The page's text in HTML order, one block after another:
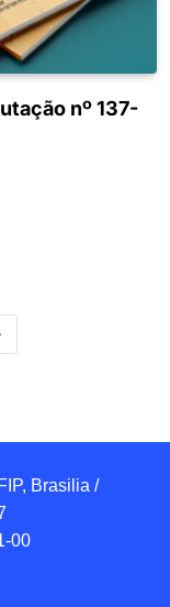
nº 137-
Brasilia /
00